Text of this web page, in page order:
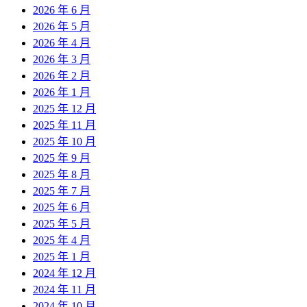
2026 年 6 月
2026 年 5 月
2026 年 4 月
2026 年 3 月
2026 年 2 月
2026 年 1 月
2025 年 12 月
2025 年 11 月
2025 年 10 月
2025 年 9 月
2025 年 8 月
2025 年 7 月
2025 年 6 月
2025 年 5 月
2025 年 4 月
2025 年 1 月
2024 年 12 月
2024 年 11 月